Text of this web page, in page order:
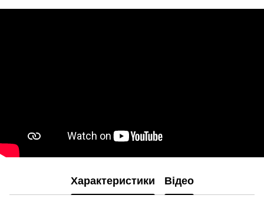
Характеристики Відео